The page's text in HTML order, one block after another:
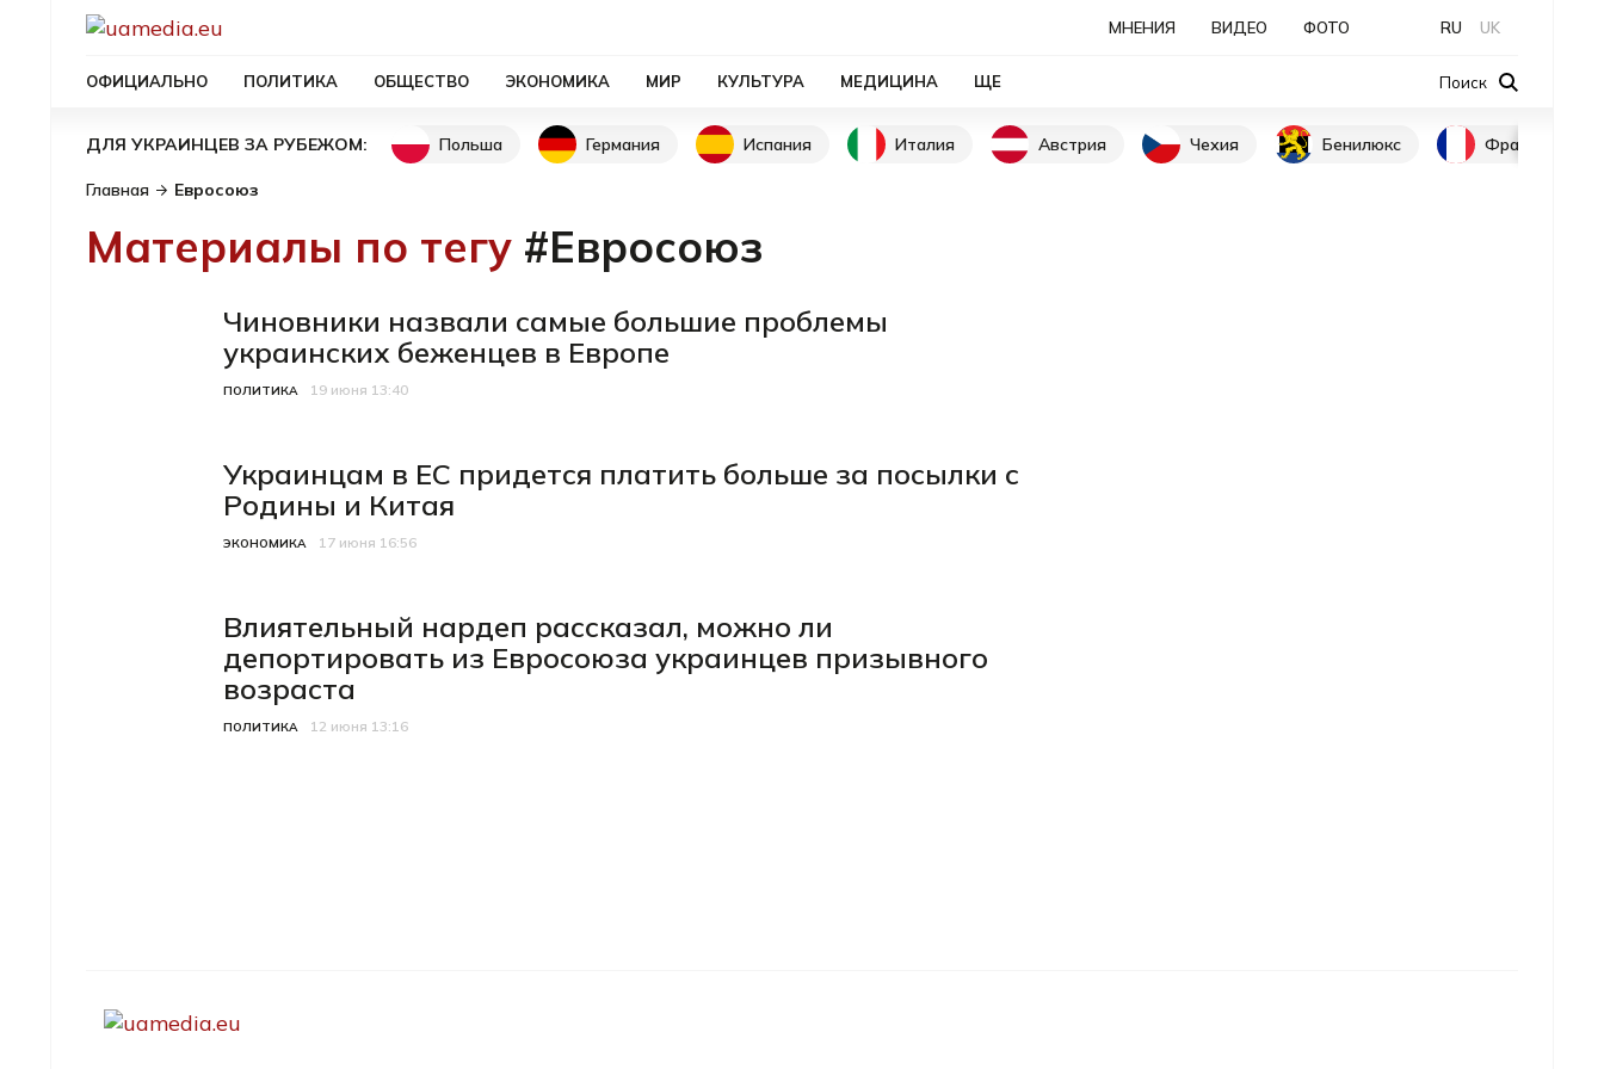
МНЕНИЯ ВИДЕО ФОТО
ОФИЦИАЛЬНО ПОЛИТИКА ОБЩЕСТВО ЭКОНОМИКА МИР КУЛЬТУРА МЕДИЦИНА ЩЕ
RU UK
Поиск
ДЛЯ УКРАИНЦЕВ ЗА РУБЕЖОМ: Польша Германия Испания Италия Австрия Чехия Бенилюкс Франция
Главная Евросоюз
Материалы по тегу #Евросоюз
Чиновники назвали самые большие проблемы
украинских беженцев в Европе
Категория
ПОЛИТИКА
Дата публикации
19 июня 13:40
Украинцам в ЕС придется платить больше за посылки с
Родины и Китая
Категория
ЭКОНОМИКА
Дата публикации
17 июня 16:56
Влиятельный нардеп рассказал, можно ли
депортировать из Евросоюза украинцев призывного
возраста
Категория
ПОЛИТИКА
Дата публикации
12 июня 13:16